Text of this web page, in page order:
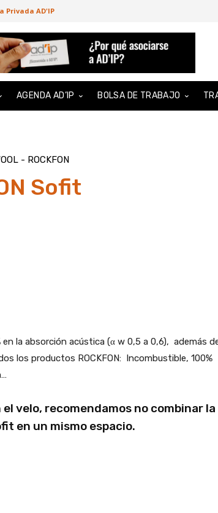
Privada AD'IP
AGENDA AD’IP BOLSA DE TRABAJO
- ROCKFON
Sofit
la absorción acústica (α w 0,5 a 0,6), además
los productos ROCKFON: Incombustible, 100%
velo, recomendamos no combinar la
en un mismo espacio.